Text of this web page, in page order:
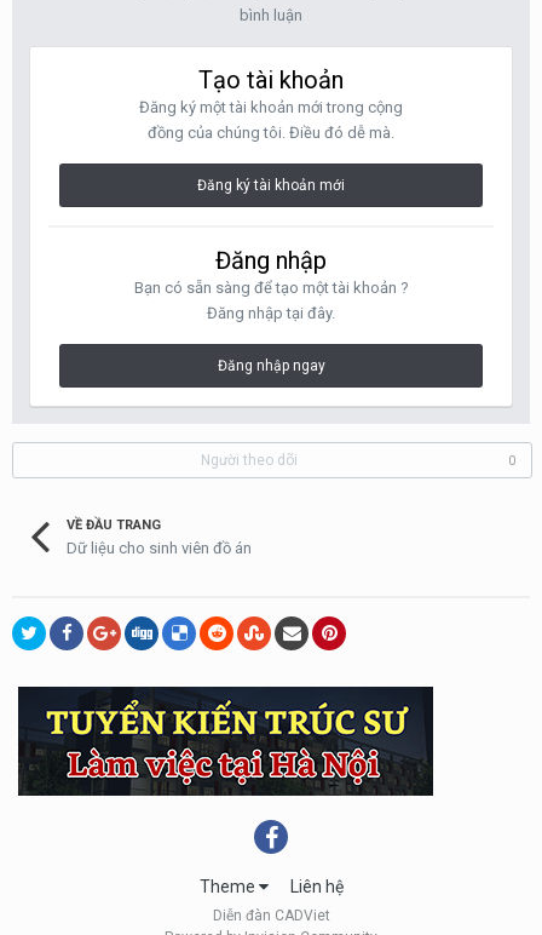
bình luận
Tạo tài khoản
Đăng ký một tài khoản mới trong cộng
đồng của chúng tôi. Điều đó dễ mà.
Đăng ký tài khoản mới
Đăng nhập
Bạn có sẵn sàng để tạo một tài khoản ?
Đăng nhập tại đây.
Đăng nhập ngay
Người theo dõi 0
VỀ ĐẦU TRANG
Dữ liệu cho sinh viên đồ án
Theme Liên hệ
Diễn đàn CADViet